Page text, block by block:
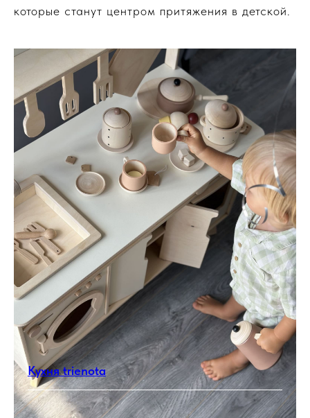
которые станут центром притяжения в детской.
Кухня trienota